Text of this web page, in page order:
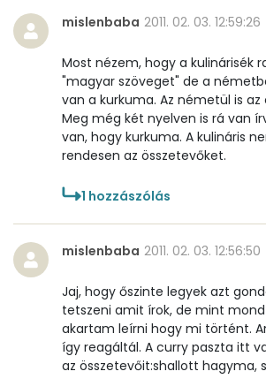
mislenbaba 2011. 02. 03. 12:59:26
Most nézem, hogy a kulinárisék
"magyar szöveget" de a
van a kurkuma. Az németül is az
Meg még két nyelven is rá van
van, hogy kurkuma. A kulináris
rendesen az összetevőket.
1 hozzászólás
mislenbaba 2011. 02. 03. 12:56:50
Jaj, hogy őszinte legyek azt
tetszeni amit írok, de mint
akartam leírni hogy mi történt.
így reagáltál. A curry paszta itt
az összetevőit:shallott hagyma,